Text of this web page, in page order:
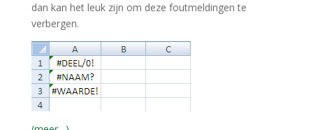
dan kan het leuk zijn om deze foutmeldingen te
verbergen.